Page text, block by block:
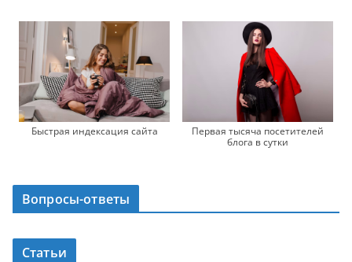
Быстрая индексация сайта
Первая тысяча посетителей
блога в сутки
Вопросы-ответы
Статьи